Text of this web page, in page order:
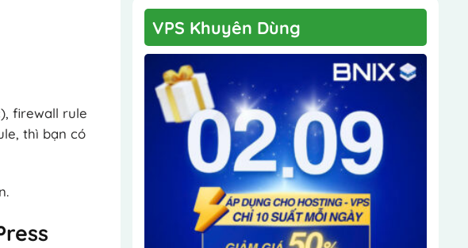
firewall rule
thì bạn có
VPS Khuyên Dùng